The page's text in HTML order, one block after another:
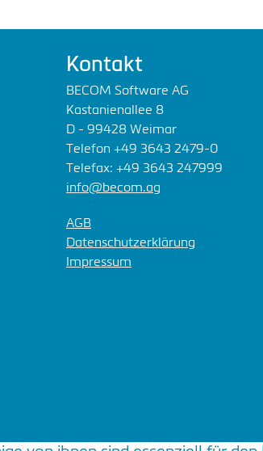
Kontakt
BECOM Software AG
Kastanienallee 8
D - 99428 Weimar
Telefon +49 3643 2479-0
Telefax: +49 3643 247999
info@becom.ag
AGB
Datenschutzerklärung
Impressum